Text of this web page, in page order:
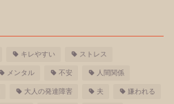
キレやすい ストレス
メンタル 不安 人間関係
大人の発達障害 夫 嫌われる